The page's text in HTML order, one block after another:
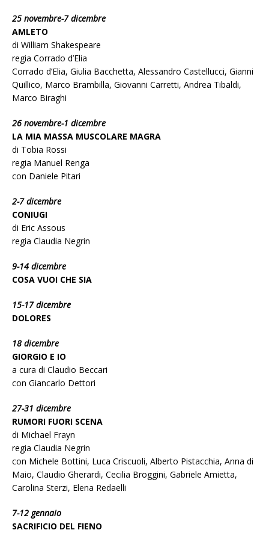
25 novembre-7 dicembre
AMLETO
di William Shakespeare
regia Corrado d’Elia
Corrado d’Elia, Giulia Bacchetta, Alessandro Castellucci, Gianni
Quillico, Marco Brambilla, Giovanni Carretti, Andrea Tibaldi,
Marco Biraghi
26 novembre-1 dicembre
LA MIA MASSA MUSCOLARE MAGRA
di Tobia Rossi
regia Manuel Renga
con Daniele Pitari
2-7 dicembre
CONIUGI
di Eric Assous
regia Claudia Negrin
9-14 dicembre
COSA VUOI CHE SIA
15-17 dicembre
DOLORES
18 dicembre
GIORGIO E IO
a cura di Claudio Beccari
con Giancarlo Dettori
27-31 dicembre
RUMORI FUORI SCENA
di Michael Frayn
regia Claudia Negrin
con Michele Bottini, Luca Criscuoli, Alberto Pistacchia, Anna di
Maio, Claudio Gherardi, Cecilia Broggini, Gabriele Amietta,
Carolina Sterzi, Elena Redaelli
7-12 gennaio
SACRIFICIO DEL FIENO